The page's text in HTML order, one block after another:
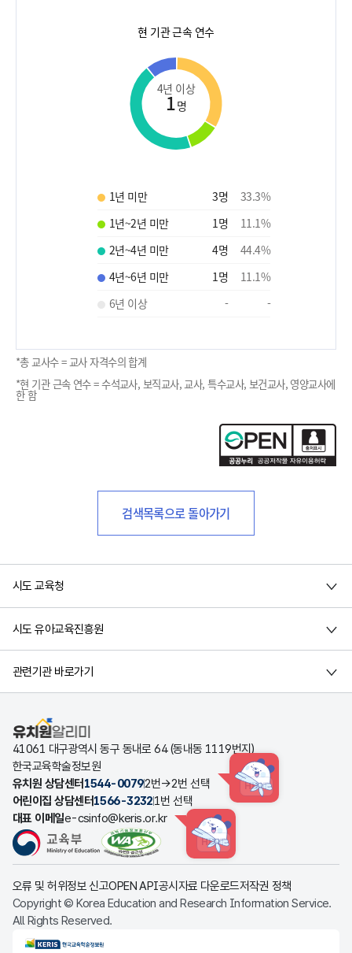
현 기관 근속 연수
4년 이상
1명
1년 미만 3명 33.3%
1년~2년 미만
1명 11.1%
2년~4년 미만
4명 44.4%
4년~6년 미만
1명 11.1%
6년 이상
- -
*총 교사수 = 교사 자격수의 합계
*현 기관 근속 연수 = 수석교사, 보직교사, 교사, 특수교사, 보건교사, 영양교사에
한 함
검색목록으로 돌아가기
시도 교육청
시도 유아교육진흥원
관련기관 바로가기
유치원알리미
41061 대구광역시 동구 동내로 64 (동내동 1119번지)
한국교육학술정보원
유치원 상담센터 1544-00792번→2번 선택 HINT
어린이집 상담센터1566-32321번 선택
대표 이메일e-csinfo@keris.or.kr
HINT
오류 및 허위정보 신고OPEN API공시자료 다운로드저작권 정책
Copyright © Korea Education and Research Information Service.
All Rights Reserved.
KERIS한국교육학술정보원